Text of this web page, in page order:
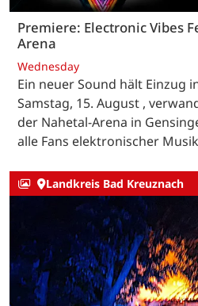
Premiere: Electronic Vibes
Arena
Wednesday
Ein neuer Sound hält Einzug
Samstag, 15. August ,
der Nahetal-Arena in
alle Fans elektronischer
Landkreis Bad Kreuznach